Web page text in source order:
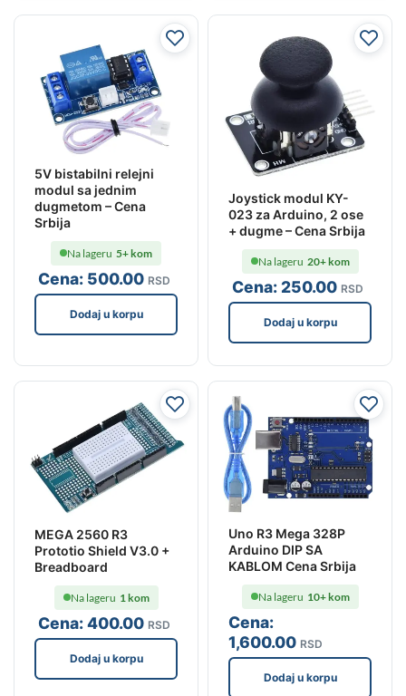
5V bistabilni relejni
modul sa jednim
dugmetom – Cena
Srbija
Cena: 500.00 RSD
Na lageru 5+ kom
Dodaj u korpu
Joystick modul KY-
023 za Arduino, 2 ose
+ dugme – Cena Srbija
Cena: 250.00 RSD
Na lageru 20+ kom
Dodaj u korpu
MEGA 2560 R3
Prototio Shield V3.0 +
Breadboard
Cena:400.00 RSD
Na lageru 1 kom
Dodaj u korpu
Uno R3 Mega 328P
Arduino DIP SA
KABLOM Cena Srbija
Cena:
1,600.00 RSD
Na lageru 10+ kom
Dodaj u korpu